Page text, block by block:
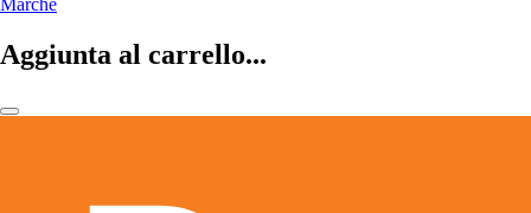
Marche
Aggiunta al carrello...